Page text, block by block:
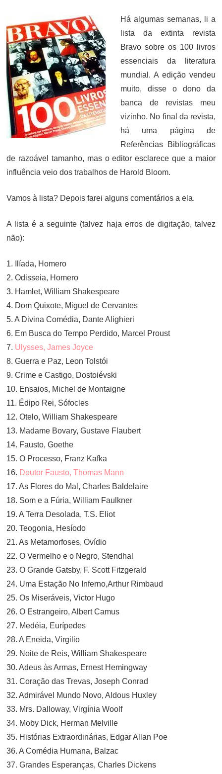
Há algumas semanas, li a
lista da extinta revista
Bravo sobre os 100 livros
essenciais da literatura
mundial. A edição vendeu
muito, disse o dono da
banca de revistas meu
vizinho. No final da revista,
há uma página de
Referências Bibliográficas
de razoável tamanho, mas o editor esclarece que a maior
influência veio dos trabalhos de Harold Bloom.
Vamos à lista? Depois farei alguns comentários a ela.
A lista é a seguinte (talvez haja erros de digitação, talvez
não):
1. Ilíada, Homero
2. Odisseia, Homero
3. Hamlet, William Shakespeare
4. Dom Quixote, Miguel de Cervantes
5. A Divina Comédia, Dante Alighieri
6. Em Busca do Tempo Perdido, Marcel Proust
7. Ulysses, James Joyce
8. Guerra e Paz, Leon Tolstói
9. Crime e Castigo, Dostoiévski
10. Ensaios, Michel de Montaigne
11. Édipo Rei, Sófocles
12. Otelo, William Shakespeare
13. Madame Bovary, Gustave Flaubert
14. Fausto, Goethe
15. O Processo, Franz Kafka
16. Doutor Fausto, Thomas Mann
17. As Flores do Mal, Charles Baldelaire
18. Som e a Fúria, William Faulkner
19. A Terra Desolada, T.S. Eliot
20. Teogonia, Hesíodo
21. As Metamorfoses, Ovídio
22. O Vermelho e o Negro, Stendhal
23. O Grande Gatsby, F. Scott Fitzgerald
24. Uma Estação No Inferno,Arthur Rimbaud
25. Os Miseráveis, Victor Hugo
26. O Estrangeiro, Albert Camus
27. Medéia, Eurípedes
28. A Eneida, Virgilio
29. Noite de Reis, William Shakespeare
30. Adeus às Armas, Ernest Hemingway
31. Coração das Trevas, Joseph Conrad
32. Admirável Mundo Novo, Aldous Huxley
33. Mrs. Dalloway, Virgínia Woolf
34. Moby Dick, Herman Melville
35. Histórias Extraordinárias, Edgar Allan Poe
36. A Comédia Humana, Balzac
37. Grandes Esperanças, Charles Dickens